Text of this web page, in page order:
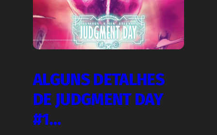
ALGUNS DETALHES
DE JUDGMENT DAY
#1…